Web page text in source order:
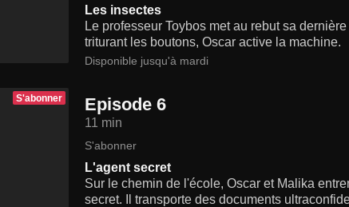
Les insectes
Le professeur Toybos met au rebut sa
triturant les boutons, Oscar active la machine.
Disponible jusqu'à mardi
S'abonner Episode 6
11 min
S'abonner
L'agent secret
Sur le chemin de l'école, Oscar et Malika
secret. Il transporte des documents